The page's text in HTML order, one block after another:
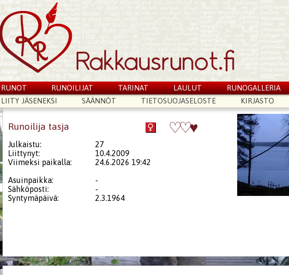
RUNOT RUNOILIJAT TARINAT LAULUT
RUNOGALLERIA
LIITY JÄSENEKSI
SÄÄNNÖT TIETOSUOJASELOSTE KIRJASTO
Runoilija tasja ♥
♡
♡
Julkaistu:
27
Liittynyt:
10.4.2009
Viimeksi paikalla:
24.6.2026 19:42
Asuinpaikka:
-
Sähköposti:
-
Syntymäpäivä:
2.3.1964